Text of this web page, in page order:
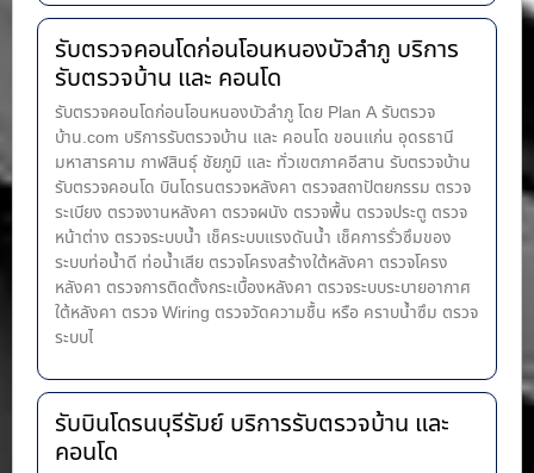
รับตรวจคอนโดก่อนโอนหนองบัวลำภู บริการ
รับตรวจบ้าน และ คอนโด
รับตรวจคอนโดก่อนโอนหนองบัวลำภู โดย Plan A รับตรวจ
บ้าน.com บริการรับตรวจบ้าน และ คอนโด ขอนแก่น อุดรธานี
มหาสารคาม กาฬสินธุ์ ชัยภูมิ และ ทั่วเขตภาคอีสาน รับตรวจบ้าน
รับตรวจคอนโด บินโดรนตรวจหลังคา ตรวจสถาปัตยกรรม ตรวจ
ระเบียง ตรวจงานหลังคา ตรวจผนัง ตรวจพื้น ตรวจประตู ตรวจ
หน้าต่าง​ ตรวจระบบน้ำ เช็คระบบแรงดันน้ำ เช็คการรั่วซึมของ
ระบบท่อน้ำ​ดี ท่อน้ำ​เสีย ตรวจโครงสร้างใต้หลังคา ตรวจโครง
หลังคา ตรวจการติดตั้งกระเบื้องหลังคา ตรวจระบบระบายอากาศ
ใต้หลังคา ตรวจ Wiring ตรวจวัดความชื้น หรือ คราบน้ำซึม ตรวจ
ระบบไ
รับบินโดรนบุรีรัมย์ บริการรับตรวจบ้าน และ
คอนโด